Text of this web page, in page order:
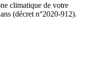
climatique de votre
(décret n°2020-912).